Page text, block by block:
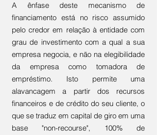
A ênfase deste mecanismo de
financiamento está no risco assumido
pelo credor em relação à entidade com
grau de investimento com a qual a sua
empresa negocia, e não na elegibilidade
da empresa como tomadora de
empréstimo. Isto permite uma
alavancagem a partir dos recursos
financeiros e de crédito do seu cliente, o
que se traduz em capital de giro em uma
base "non-recourse", 100% de